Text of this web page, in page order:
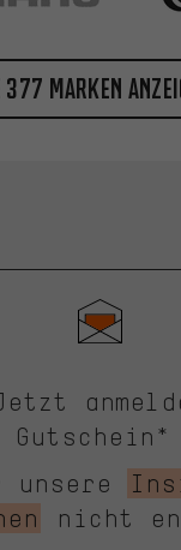
Marken
unsere
nicht